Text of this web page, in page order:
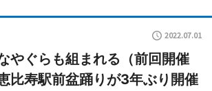
2022.07.01
やぐらも組まれる（前回開催
比寿駅前盆踊りが3年ぶり開催